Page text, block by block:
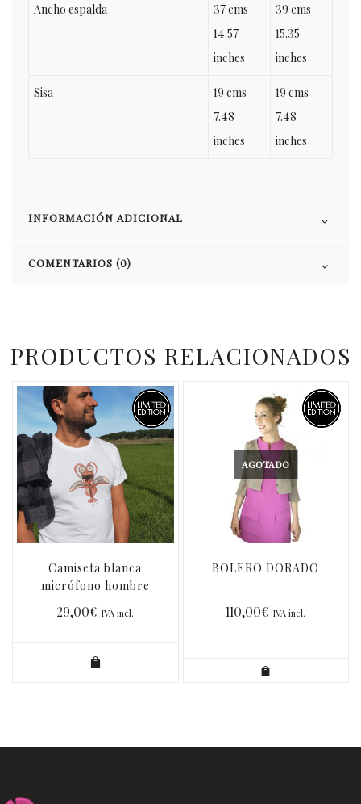
Ancho espalda
37 cms
14.57
inches
39 cms
15.35
inches
Sisa
19 cms
7.48
inches
19 cms
7.48
inches
INFORMACIÓN ADICIONAL
COMENTARIOS (0)
PRODUCTOS RELACIONADOS
Camiseta blanca
micrófono hombre
29,00€ IVA incl.
AGOTADO
BOLERO DORADO
110,00€ IVA incl.